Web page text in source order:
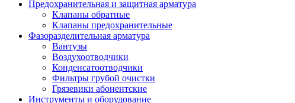
Предохранительная и защитная арматура
Клапаны обратные
Клапаны предохранительные
Фазоразделительная арматура
Вантузы
Воздухоотводчики
Конденсатоотводчики
Фильтры грубой очистки
Грязевики абонентские
Инструменты и оборудование